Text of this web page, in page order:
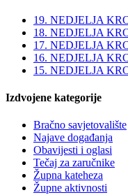
19. NEDJELJA
18. NEDJELJA
17. NEDJELJA
16. NEDJELJA
15. NEDJELJA
Izdvojene kategorije
Bračno savjetovalište
Najave događanja
Obavijesti i oglasi
Tečaj za zaručnike
Župna kateheza
Župne aktivnosti